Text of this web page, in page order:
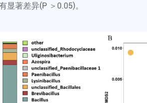
显著差异(P ＞0.05)。